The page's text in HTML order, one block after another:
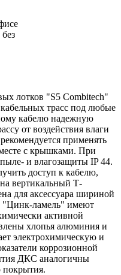
лотков "S5 Combitech"
трасс под любые
кабелю надежную
от воздействия влаги
применять
с крышками. При
и влагозащиты IP 44.
доступ к кабелю,
вертикальный Т-
для аксессуара шириной
"Цинк-ламель" имеют
активной
хлопья алюминия и
электрохимическую и
коррозионной
ДКС аналогичны
покрытия.